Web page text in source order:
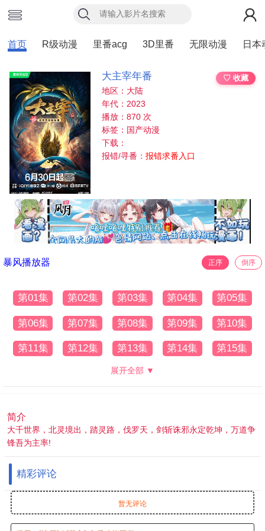
首页 R级动漫 里番acg 3D里番 无限动漫 日本
大主宰年番
♡ 收藏
地区：大陆
年代：2023
播放：870 次
标签：国产动漫
下载：
报错/寻番：报错求番入口
暴风播放器 正序 倒序
第01集 第02集 第03集 第04集 第05集
第06集 第07集 第08集 第09集 第10集
第11集 第12集 第13集 第14集 第15集
展开全部 ▼
简介
大千世界，北灵境出，踏灵路，伐罗天，剑斩诛邪永定乾坤，万道争
锋吾为主率!
精彩评论
暂无评论